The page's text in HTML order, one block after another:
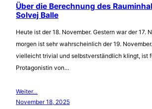
Über die Berechnung des
Solvej Balle
Heute ist der 18. November. Gestern war der 17.
morgen ist sehr wahrscheinlich der 19.
vielleicht trivial und selbstverständlich klingt, ist
Protagonistin von…
Weiter…
November 18, 2025